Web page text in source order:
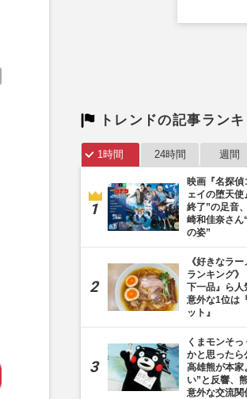
トレンドの記事ラン
1時間 24時間 週間
映画『名探偵
ェイの堕天
終了”の足音
崎和佳奈さん
の姿”
《好きなラ
ランキング
下一品』ら人
意外な1位は
ット』
くまモンそ
かと思ったら
高雄熊が本家
い”と反響、
意外な交流関